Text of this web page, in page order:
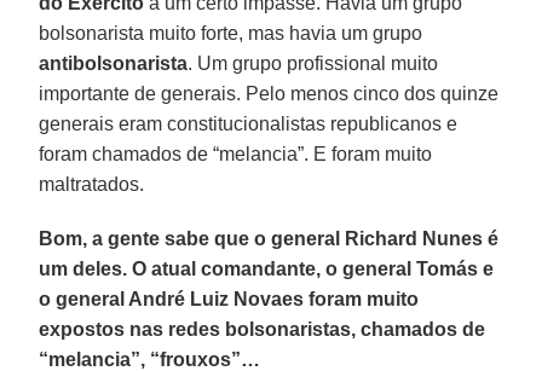
bolsonarista muito forte, mas havia um grupo
antibolsonarista. Um grupo profissional muito
importante de generais. Pelo menos cinco dos quinze
generais eram constitucionalistas republicanos e
foram chamados de “melancia”. E foram muito
maltratados.
Bom, a gente sabe que o general Richard Nunes é
um deles. O atual comandante, o general Tomás e
o general André Luiz Novaes foram muito
expostos nas redes bolsonaristas, chamados de
“melancia”, “frouxos”…